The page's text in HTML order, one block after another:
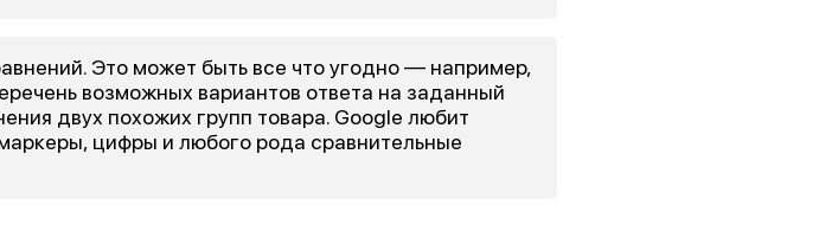
Это может быть все что угодно — например,
возможных вариантов ответа на заданный
двух похожих групп товара. Google любит
цифры и любого рода сравнительные